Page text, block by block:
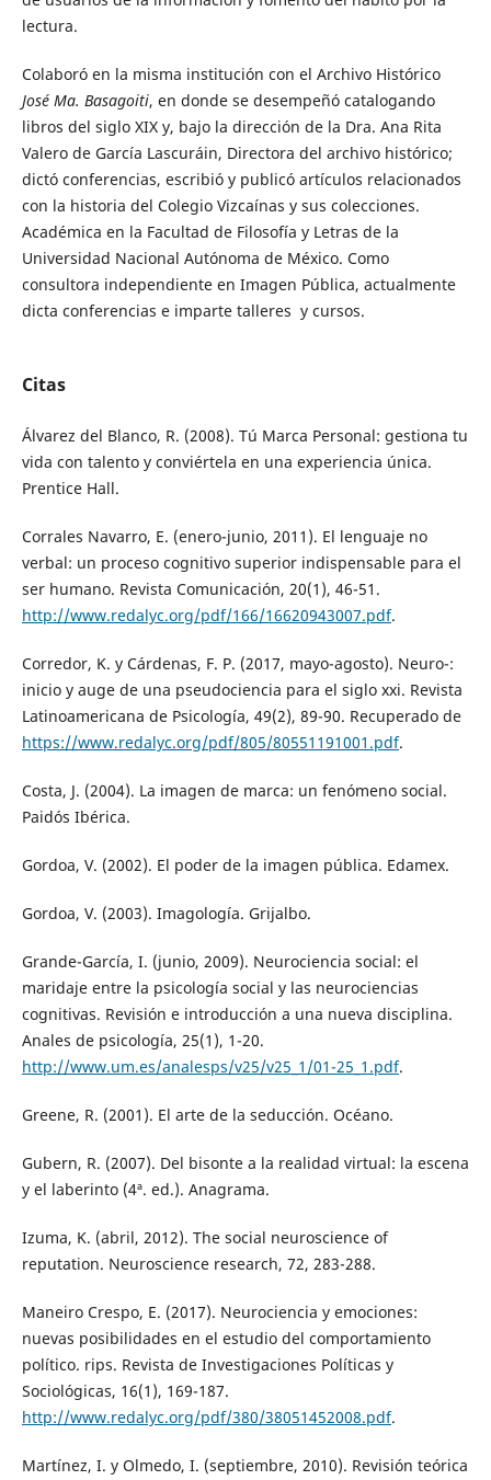
lectura.
Colaboró en la misma institución con el Archivo Histórico
José Ma. Basagoiti, en donde se desempeñó catalogando
libros del siglo XIX y, bajo la dirección de la Dra. Ana Rita
Valero de García Lascuráin, Directora del archivo histórico;
dictó conferencias, escribió y publicó artículos relacionados
con la historia del Colegio Vizcaínas y sus colecciones.
Académica en la Facultad de Filosofía y Letras de la
Universidad Nacional Autónoma de México. Como
consultora independiente en Imagen Pública, actualmente
dicta conferencias e imparte talleres y cursos.
Citas
Álvarez del Blanco, R. (2008). Tú Marca Personal: gestiona tu
vida con talento y conviértela en una experiencia única.
Prentice Hall.
Corrales Navarro, E. (enero-junio, 2011). El lenguaje no
verbal: un proceso cognitivo superior indispensable para el
ser humano. Revista Comunicación, 20(1), 46-51.
http://www.redalyc.org/pdf/166/16620943007.pdf.
Corredor, K. y Cárdenas, F. P. (2017, mayo-agosto). Neuro-:
inicio y auge de una pseudociencia para el siglo xxi. Revista
Latinoamericana de Psicología, 49(2), 89-90. Recuperado de
https://www.redalyc.org/pdf/805/80551191001.pdf.
Costa, J. (2004). La imagen de marca: un fenómeno social.
Paidós Ibérica.
Gordoa, V. (2002). El poder de la imagen pública. Edamex.
Gordoa, V. (2003). Imagología. Grijalbo.
Grande-García, I. (junio, 2009). Neurociencia social: el
maridaje entre la psicología social y las neurociencias
cognitivas. Revisión e introducción a una nueva disciplina.
Anales de psicología, 25(1), 1-20.
http://www.um.es/analesps/v25/v25_1/01-25_1.pdf.
Greene, R. (2001). El arte de la seducción. Océano.
Gubern, R. (2007). Del bisonte a la realidad virtual: la escena
y el laberinto (4ª. ed.). Anagrama.
Izuma, K. (abril, 2012). The social neuroscience of
reputation. Neuroscience research, 72, 283-288.
Maneiro Crespo, E. (2017). Neurociencia y emociones:
nuevas posibilidades en el estudio del comportamiento
político. rips. Revista de Investigaciones Políticas y
Sociológicas, 16(1), 169-187.
http://www.redalyc.org/pdf/380/38051452008.pdf.
Martínez, I. y Olmedo, I. (septiembre, 2010). Revisión teórica